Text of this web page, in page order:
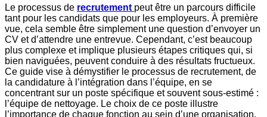
Le processus de recrutement peut être un parcours difficile
tant pour les candidats que pour les employeurs. À première
vue, cela semble être simplement une question d’envoyer un
CV et d’attendre une entrevue. Cependant, c’est beaucoup
plus complexe et implique plusieurs étapes critiques qui, si
bien naviguées, peuvent conduire à des résultats fructueux.
Ce guide vise à démystifier le processus de recrutement, de
la candidature à l’intégration dans l’équipe, en se
concentrant sur un poste spécifique et souvent sous-estimé :
l’équipe de nettoyage. Le choix de ce poste illustre
l’importance de chaque fonction au sein d’une organisation,